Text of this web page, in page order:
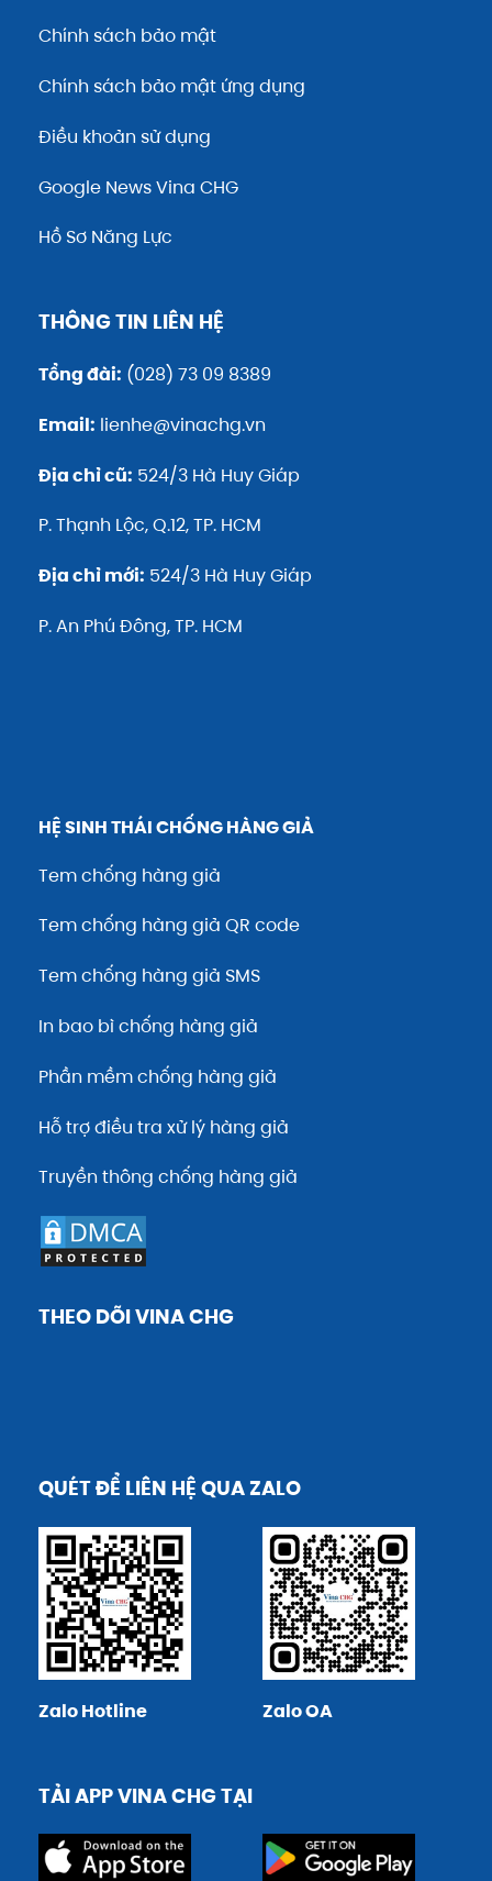
Chính sách bảo mật
Chính sách bảo mật ứng dụng
Điều khoản sử dụng
Google News Vina CHG
Hồ Sơ Năng Lực
THÔNG TIN LIÊN HỆ
Tổng đài: (028) 73 09 8389
Email: lienhe@vinachg.vn
Địa chỉ cũ: 524/3 Hà Huy Giáp
P. Thạnh Lộc, Q.12, TP. HCM
Địa chỉ mới: 524/3 Hà Huy Giáp
P. An Phú Đông, TP. HCM
HỆ SINH THÁI CHỐNG HÀNG GIẢ
Tem chống hàng giả
Tem chống hàng giả QR code
Tem chống hàng giả SMS
In bao bì chống hàng giả
Phần mềm chống hàng giả
Hỗ trợ điều tra xử lý hàng giả
Truyền thông chống hàng giả
THEO DÕI VINA CHG
QUÉT ĐỂ LIÊN HỆ QUA ZALO
Zalo Hotline Zalo OA
TẢI APP VINA CHG TẠI